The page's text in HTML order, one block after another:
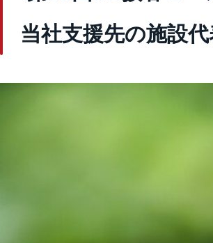
当社支援先の施設